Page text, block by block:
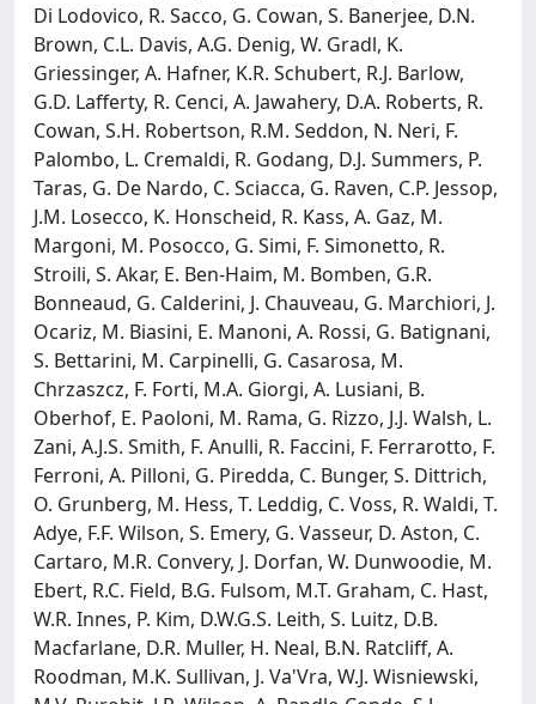
Di Lodovico, R. Sacco, G. Cowan, S. Banerjee, D.N.
Brown, C.L. Davis, A.G. Denig, W. Gradl, K.
Griessinger, A. Hafner, K.R. Schubert, R.J. Barlow,
G.D. Lafferty, R. Cenci, A. Jawahery, D.A. Roberts, R.
Cowan, S.H. Robertson, R.M. Seddon, N. Neri, F.
Palombo, L. Cremaldi, R. Godang, D.J. Summers, P.
Taras, G. De Nardo, C. Sciacca, G. Raven, C.P. Jessop,
J.M. Losecco, K. Honscheid, R. Kass, A. Gaz, M.
Margoni, M. Posocco, G. Simi, F. Simonetto, R.
Stroili, S. Akar, E. Ben-Haim, M. Bomben, G.R.
Bonneaud, G. Calderini, J. Chauveau, G. Marchiori, J.
Ocariz, M. Biasini, E. Manoni, A. Rossi, G. Batignani,
S. Bettarini, M. Carpinelli, G. Casarosa, M.
Chrzaszcz, F. Forti, M.A. Giorgi, A. Lusiani, B.
Oberhof, E. Paoloni, M. Rama, G. Rizzo, J.J. Walsh, L.
Zani, A.J.S. Smith, F. Anulli, R. Faccini, F. Ferrarotto, F.
Ferroni, A. Pilloni, G. Piredda, C. Bunger, S. Dittrich,
O. Grunberg, M. Hess, T. Leddig, C. Voss, R. Waldi, T.
Adye, F.F. Wilson, S. Emery, G. Vasseur, D. Aston, C.
Cartaro, M.R. Convery, J. Dorfan, W. Dunwoodie, M.
Ebert, R.C. Field, B.G. Fulsom, M.T. Graham, C. Hast,
W.R. Innes, P. Kim, D.W.G.S. Leith, S. Luitz, D.B.
Macfarlane, D.R. Muller, H. Neal, B.N. Ratcliff, A.
Roodman, M.K. Sullivan, J. Va'Vra, W.J. Wisniewski,